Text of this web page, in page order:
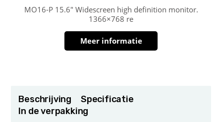
MO16-P 15.6″ Widescreen high definition monitor.
1366×768 re
Meer informatie
Beschrijving
Specificatie
In de verpakking